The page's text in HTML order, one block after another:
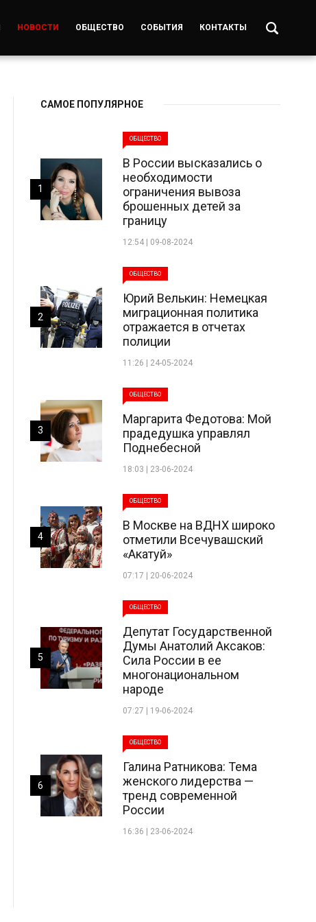
НОВОСТИ ОБЩЕСТВО СОБЫТИЯ КОНТАКТЫ
САМОЕ ПОПУЛЯРНОЕ
ОБЩЕСТВО
В России высказались о
необходимости
ограничения вывоза
брошенных детей за
границу
12:54 | 09-08-2024
1
ОБЩЕСТВО
Юрий Велькин: Немецкая
миграционная политика
отражается в отчетах
полиции
11:26 | 24-05-2024
2
ОБЩЕСТВО
Маргарита Федотова: Мой
прадедушка управлял
Поднебесной
18:03 | 23-06-2024
3
ОБЩЕСТВО
В Москве на ВДНХ широко
отметили Всечувашский
«Акатуй»
07:17 | 20-06-2024
4
ОБЩЕСТВО
Депутат Государственной
Думы Анатолий Аксаков:
Сила России в ее
многонациональном
народе
07:27 | 19-06-2024
5
ОБЩЕСТВО
Галина Ратникова: Тема
женского лидерства —
тренд современной
России
16:36 | 23-06-2024
6